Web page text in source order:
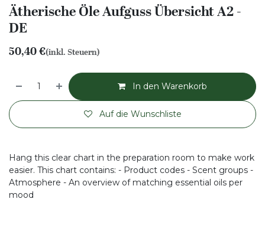
Ätherische Öle Aufguss Übersicht A2 -
DE
50,40€(inkl. Steuern)
In den Warenkorb
Auf die Wunschliste
Hang this clear chart in the preparation room to make work
easier. This chart contains: - Product codes - Scent groups -
Atmosphere - An overview of matching essential oils per
mood